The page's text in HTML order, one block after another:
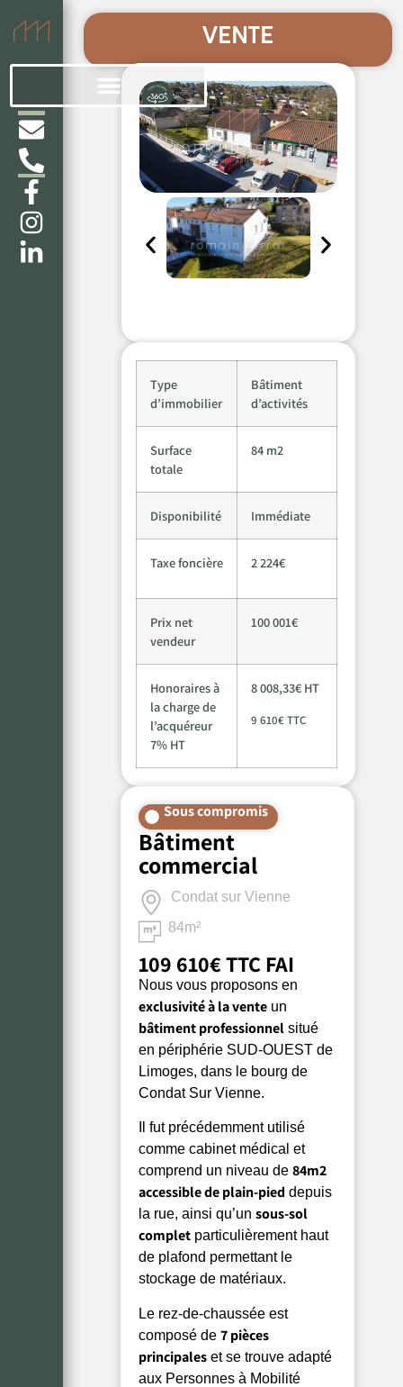
VENTE
Type
d’immobilier
Bâtiment
d’activités
Surface
totale
84 m2
Disponibilité Immédiate
Taxe foncière 2 224€
Prix net
vendeur
100 001€
Honoraires à
la charge de
l’acquéreur
7% HT
8 008,33€ HT
9 610€ TTC
Sous compromis
Bâtiment
commercial
Condat sur Vienne
84m²
109 610€ TTC FAI
Nous vous proposons en
exclusivité à la vente un
bâtiment professionnel situé
en périphérie SUD-OUEST de
Limoges, dans le bourg de
Condat Sur Vienne.
Il fut précédemment utilisé
comme cabinet médical et
comprend un niveau de84m2
accessible de plain-pied depuis
la rue, ainsi qu’unsous-sol
complet particulièrement haut
de plafond permettant le
stockage de matériaux.
Le rez-de-chaussée est
composé de7 pièces
principales et se trouve adapté
aux Personnes à Mobilité